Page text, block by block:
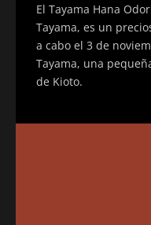
El Tayama Hana
Tayama, es un
a cabo el 3 de
Tayama, una
de Kioto.